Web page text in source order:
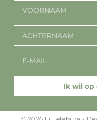
Ik wil op
© 2026 Li Lefebure -